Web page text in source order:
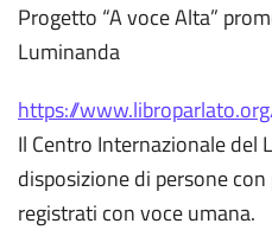
Progetto “A voce Alta”
Luminanda
https://
Il Centro Internazionale del
disposizione di persone
registrati con voce umana.